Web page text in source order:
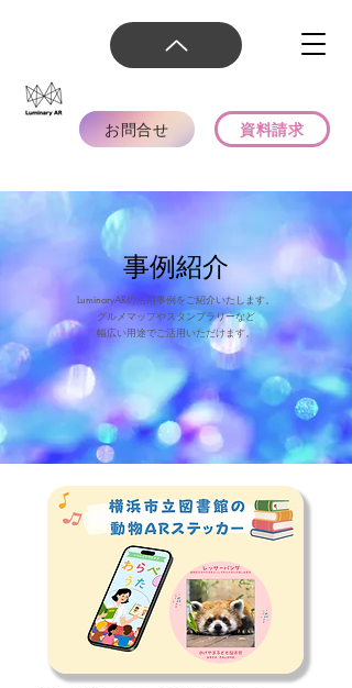
お問合せ 資料請求
事例紹介
LuminaryARの活用事例をご紹介いたします。
グルメマップやスタンプラリーなど
幅広い用途でご活用いただけます。